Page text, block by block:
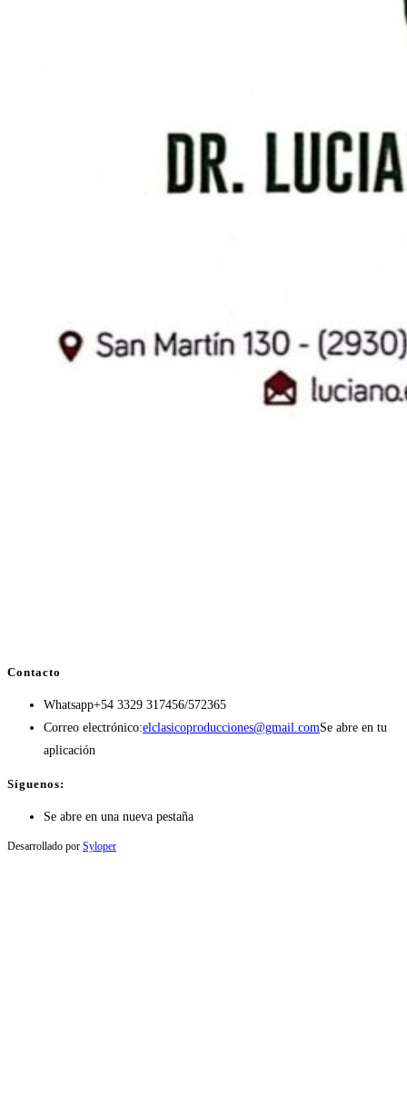
Contacto
Whatsapp+54 3329 317456/572365
Correo electrónico:elclasicoproducciones@gmail.comSe abre en tu
aplicación
Síguenos:
Se abre en una nueva pestaña
Desarrollado por Syloper